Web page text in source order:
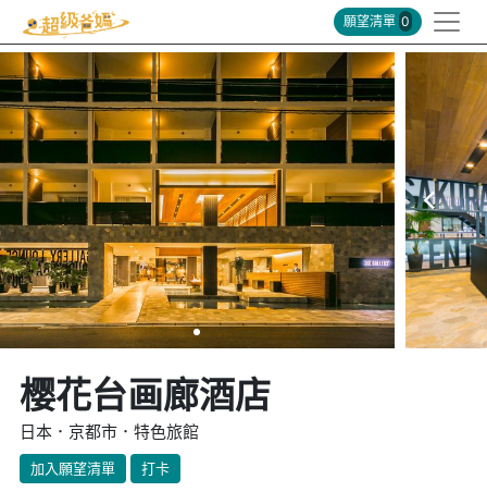
願望清單 0
樱花台画廊酒店
日本．京都市．特色旅館
加入願望清單 打卡